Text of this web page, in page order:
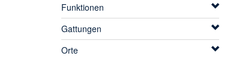
Funktionen
Gattungen
Orte